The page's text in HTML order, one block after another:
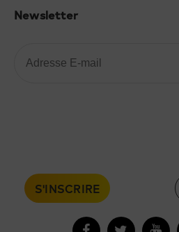
Newsletter
S'INSCRIRE